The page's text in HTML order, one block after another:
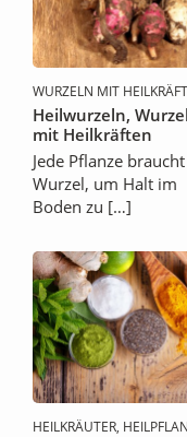
WURZELN MIT
Heilwurzeln,
mit Heilkräften
Jede Pflanze
Wurzel, um Halt im
Boden zu […]
HEILKRÄUTER,